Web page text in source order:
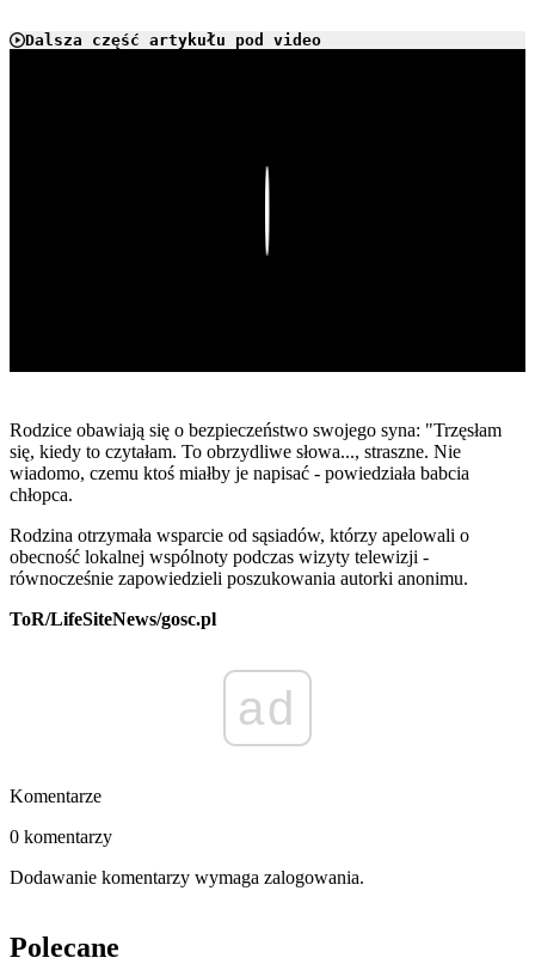
Dalsza część artykułu pod video
Rodzice obawiają się o bezpieczeństwo swojego syna: "Trzęsłam
się, kiedy to czytałam. To obrzydliwe słowa..., straszne. Nie
wiadomo, czemu ktoś miałby je napisać - powiedziała babcia
chłopca.
Rodzina otrzymała wsparcie od sąsiadów, którzy apelowali o
obecność lokalnej wspólnoty podczas wizyty telewizji -
równocześnie zapowiedzieli poszukowania autorki anonimu.
ToR/LifeSiteNews/gosc.pl
ad
Komentarze
0 komentarzy
Dodawanie komentarzy wymaga zalogowania.
Polecane